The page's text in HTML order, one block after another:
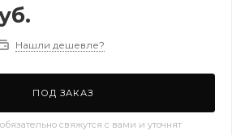
Нашли дешевле?
ПОД ЗАКАЗ
свяжутся с вами и уточнят